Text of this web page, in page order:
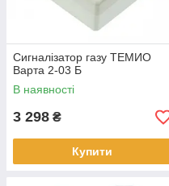
Сигналізатор газу ТЕМИО
Варта 2-03 Б
В наявності
3 298 ₴
Купити